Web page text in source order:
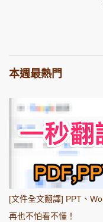
本週最熱門
[文件全文翻譯] PPT、
再也不怕看不懂！